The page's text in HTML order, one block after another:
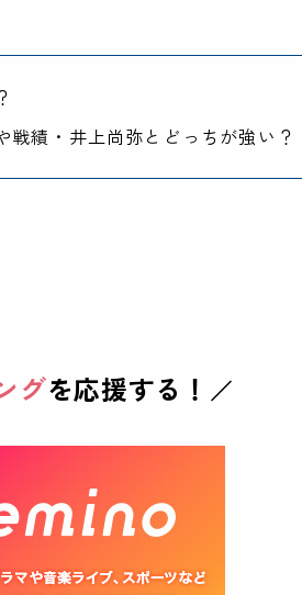
績・井上尚弥とどっちが強い？
グを応援する！ ／